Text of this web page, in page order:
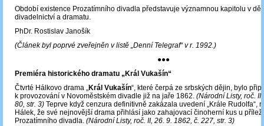
Období existence Prozatímního divadla představuje významnou kapitolu v
divadelnictví a dramatu.
PhDr. Rostislav Janošík
(Článek byl poprvé zveřejněn v listě „Denní Telegraf“ v r. 1992.)
●●●
Premiéra historického dramatu „Král Vukašín“
Čtvrté Hálkovo drama „Král Vukašín“, které čerpá ze srbských dějin, bylo
k provozování v Novoměstském divadle již na jaře 1862. (Národní Listy, roč.
80, str. 3) Teprve když cenzura definitivně zakázala uvedení „Krále Rudolfa“,
Hálek, že své nejnovější drama přihlásí jako zahajovací činoherní kus u
Prozatímního divadla. (Národní Listy, roč. II, 26. 9. 1862, č. 227, str. 3)